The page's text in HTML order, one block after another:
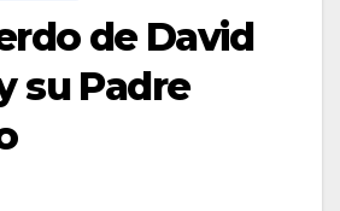
de David
su Padre